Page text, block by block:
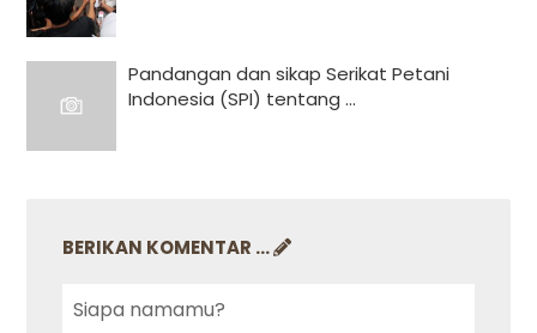
Pandangan dan sikap Serikat Petani
Indonesia (SPI) tentang ...
BERIKAN KOMENTAR ...